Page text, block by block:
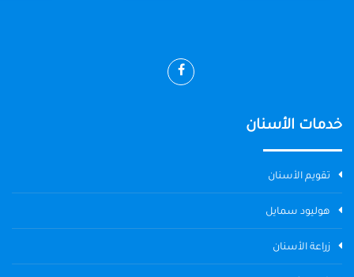
خدمات الأسنان
تقويم الأسنان
هوليود سمايل
زراعة الأسنان